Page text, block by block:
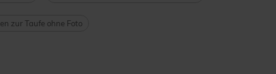
zur Taufe ohne Foto